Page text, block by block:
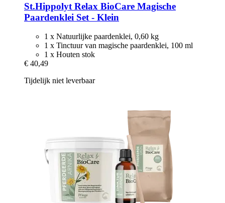
St.Hippolyt Relax BioCare Magische
Paardenklei Set -​ Klein
1 x Natuurlijke paardenklei, 0,60 kg
1 x Tinctuur van magische paardenklei, 100 ml
1 x Houten stok
€ 40,49
Tijdelijk niet leverbaar